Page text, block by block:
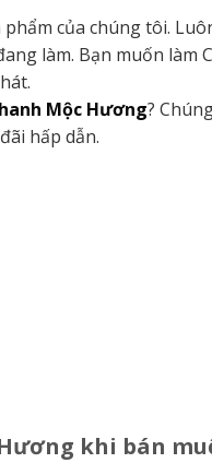
của chúng tôi.
làm. Bạn muốn làm
Mộc Hương?
hấp dẫn.
khi bán